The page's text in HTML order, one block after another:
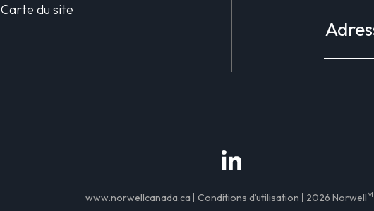
Carte du site
www.norwellcanada.ca Conditions d’utilisation 2026 Norwell